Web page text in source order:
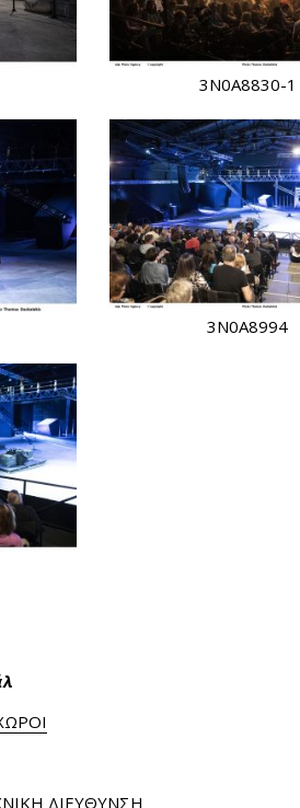
3N0A8830-1
3N0A8994
ΔΙΕΥΘΥΝΣΗ